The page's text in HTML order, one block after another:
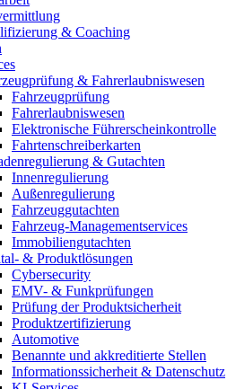
& Coaching
& Fahrerlaubniswesen
Fahrzeugprüfung
Fahrerlaubniswesen
Elektronische Führerscheinkontrolle
Fahrtenschreiberkarten
& Gutachten
Innenregulierung
Außenregulierung
Fahrzeuggutachten
Fahrzeug-Managementservices
Immobiliengutachten
& Produktlösungen
Cybersecurity
EMV- & Funkprüfungen
Prüfung der Produktsicherheit
Produktzertifizierung
Automotive
Benannte und akkreditierte Stellen
Informationssicherheit & Datenschutz